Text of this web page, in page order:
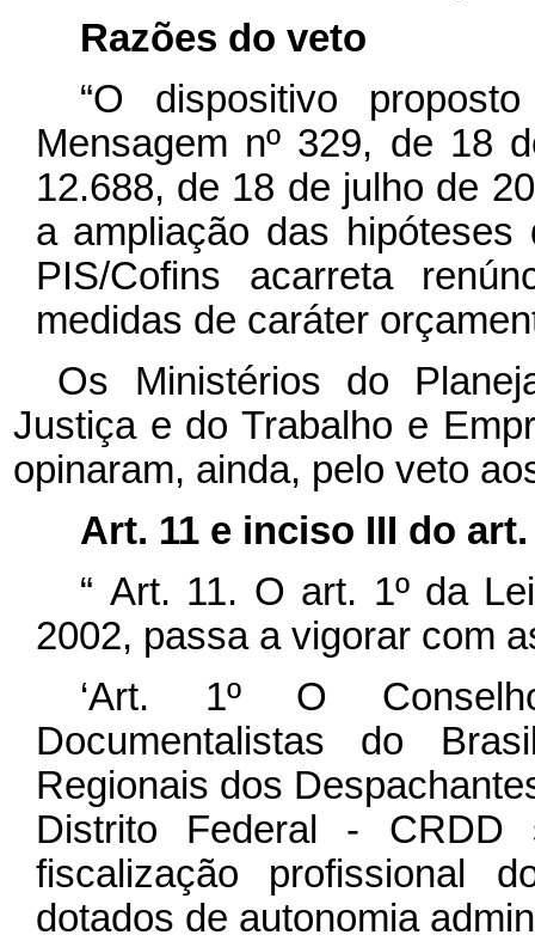
Razões do veto
“O dispositivo
Mensagem nº 329, de 18
12.688, de 18 de julho de
a ampliação das
PIS/Cofins acarreta
medidas de caráter
Os Ministérios do
Justiça e do Trabalho e
opinaram, ainda, pelo veto
Art. 11 e inciso III do art.
“ Art. 11. O art. 1º da
2002, passa a vigorar com
‘Art. 1º O
Documentalistas do
Regionais dos
Distrito Federal -
fiscalização profissional
dotados de autonomia